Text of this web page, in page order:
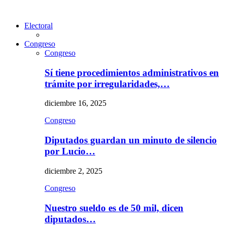
Electoral
Congreso
Congreso
Sí tiene procedimientos administrativos en
trámite por irregularidades,…
diciembre 16, 2025
Congreso
Diputados guardan un minuto de silencio
por Lucio…
diciembre 2, 2025
Congreso
Nuestro sueldo es de 50 mil, dicen
diputados…